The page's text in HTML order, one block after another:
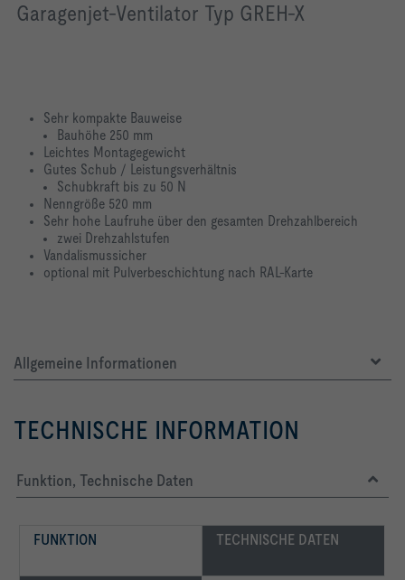
Garagenjet-Ventilator Typ GREH-X
Sehr kompakte Bauweise
Bauhöhe 250 mm
Leichtes Montagegewicht
Gutes Schub / Leistungsverhältnis
Schubkraft bis zu 50 N
Nenngröße 520 mm
Sehr hohe Laufruhe über den gesamten Drehzahlbereich
zwei Drehzahlstufen
Vandalismussicher
optional mit Pulverbeschichtung nach RAL-Karte
Allgemeine Informationen
TECHNISCHE INFORMATION
Funktion, Technische Daten
FUNKTION TECHNISCHE DATEN